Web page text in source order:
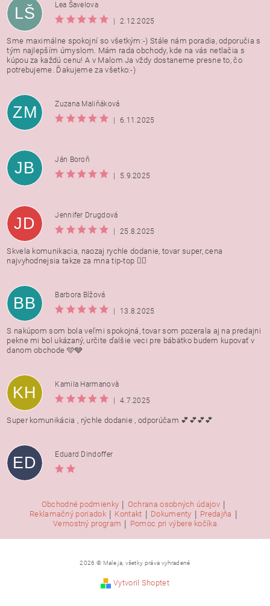
LŠ
Lea Šavelova
2.12.2025
Sme maximálne spokojní so všetkým:-) Stále nám poradia, odporučia s
tým najlepším úmyslom. Mám rada obchody, kde na vás netlačia s
kúpou za každú cenu! A v Malom Ja vždy dostaneme presne to, čo
potrebujeme. Ďakujeme za všetko:-)
ZM
Zuzana Maliňáková
6.11.2025
JB
Ján Boroň
5.9.2025
JD
Jennifer Drugdová
25.8.2025
Skvela komunikacia, naozaj rychle dodanie, tovar super, cena
najvyhodnejsia takze za mna tip-top 👍🏻
BB
Barbora Bížová
13.8.2025
S nakúpom som bola veľmi spokojná, tovar som pozerala aj na predajni
pekne mi bol ukázaný, určite ďalšie veci pre bábätko budem kupovať v
danom obchode 🩵🩶
KH
Kamila Harmanovà
4.7.2025
Super komunikácia , rýchle dodanie , odporúčam 💕💕💕💕
ED Eduard Dindoffer
Obchodné podmienky | Ochrana osobných údajov |
Reklamačný poriadok | Kontakt | Dokumenty | Predajňa |
Vernostný program | Pomoc pri výbere kočíka
2026 © Male ja, všetky práva vyhradené
Vytvoril Shoptet